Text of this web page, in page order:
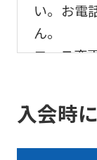
い。お電
ん。
コース変
入会時